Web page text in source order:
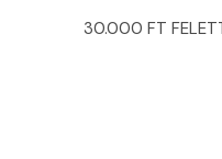
30.000 FT